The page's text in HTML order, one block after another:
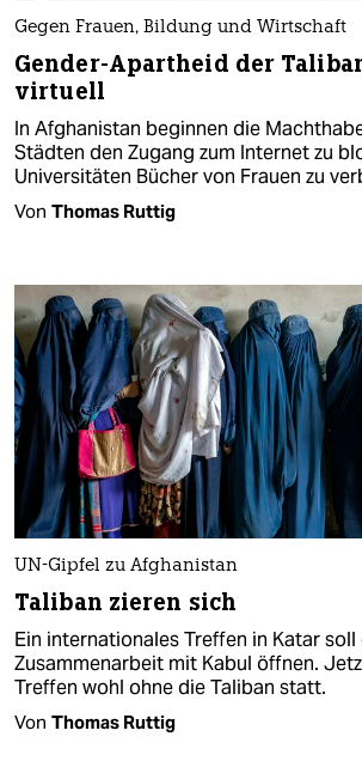
Gegen Frauen, Bildung und Wirtschaft
Gender-Apartheid der
virtuell
In Afghanistan beginnen die
Städten den Zugang zum Internet zu
Universitäten Bücher von Frauen zu
Von Thomas Ruttig
UN-Gipfel zu Afghanistan
Taliban zieren sich
Ein internationales Treffen in Katar soll
Zusammenarbeit mit Kabul öffnen.
Treffen wohl ohne die Taliban statt.
Von Thomas Ruttig